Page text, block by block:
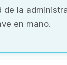
de la
en mano.